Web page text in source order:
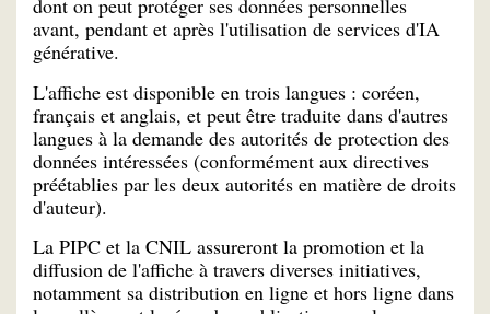
avant, pendant et après l'utilisation de services d'IA
générative.
L'affiche est disponible en trois langues : coréen,
français et anglais, et peut être traduite dans d'autres
langues à la demande des autorités de protection des
données intéressées (conformément aux directives
préétablies par les deux autorités en matière de droits
d'auteur).
La PIPC et la CNIL assureront la promotion et la
diffusion de l'affiche à travers diverses initiatives,
notamment sa distribution en ligne et hors ligne dans